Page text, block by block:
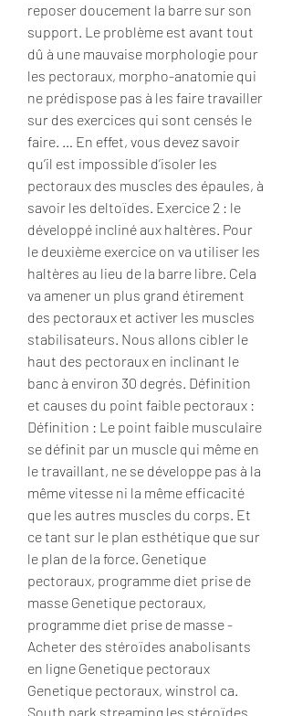
reposer doucement la barre sur son
support. Le problème est avant tout
dû à une mauvaise morphologie pour
les pectoraux, morpho-anatomie qui
ne prédispose pas à les faire travailler
sur des exercices qui sont censés le
faire. … En effet, vous devez savoir
qu’il est impossible d’isoler les
pectoraux des muscles des épaules, à
savoir les deltoïdes. Exercice 2 : le
développé incliné aux haltères. Pour
le deuxième exercice on va utiliser les
haltères au lieu de la barre libre. Cela
va amener un plus grand étirement
des pectoraux et activer les muscles
stabilisateurs. Nous allons cibler le
haut des pectoraux en inclinant le
banc à environ 30 degrés. Définition
et causes du point faible pectoraux :
Définition : Le point faible musculaire
se définit par un muscle qui même en
le travaillant, ne se développe pas à la
même vitesse ni la même efficacité
que les autres muscles du corps. Et
ce tant sur le plan esthétique que sur
le plan de la force. Genetique
pectoraux, programme diet prise de
masse Genetique pectoraux,
programme diet prise de masse -
Acheter des stéroïdes anabolisants
en ligne Genetique pectoraux
Genetique pectoraux, winstrol ca.
South park streaming les stéroïdes